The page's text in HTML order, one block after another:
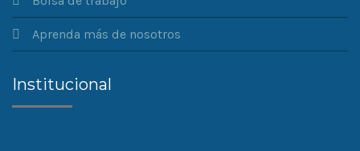
Aprenda más de nosotros
Institucional